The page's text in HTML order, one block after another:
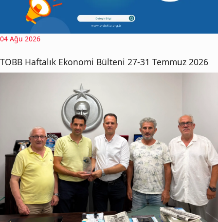
04 Ağu 2026
TOBB Haftalık Ekonomi Bülteni 27-31 Temmuz 2026